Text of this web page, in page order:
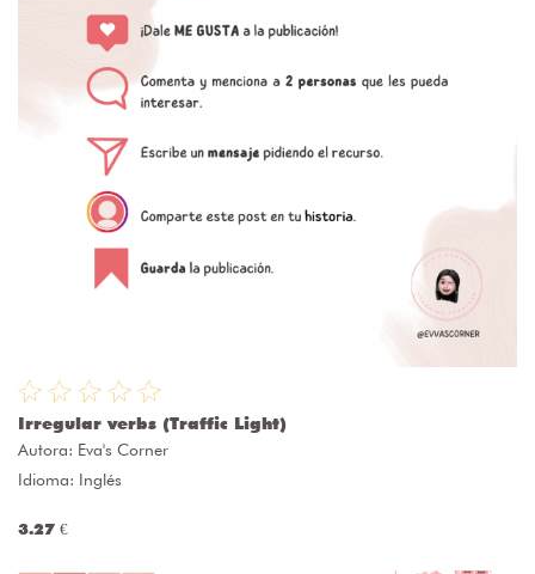
Irregular verbs (Traffic Light)
Autora: Eva's Corner
Idioma: Inglés
3.27 €